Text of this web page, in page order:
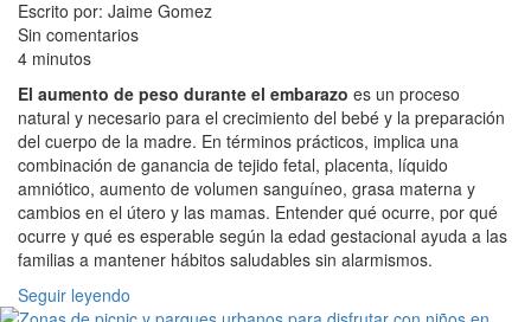
Escrito por: Jaime Gomez
Sin comentarios
4 minutos
El aumento de peso durante el embarazo es un proceso
natural y necesario para el crecimiento del bebé y la preparación
del cuerpo de la madre. En términos prácticos, implica una
combinación de ganancia de tejido fetal, placenta, líquido
amniótico, aumento de volumen sanguíneo, grasa materna y
cambios en el útero y las mamas. Entender qué ocurre, por qué
ocurre y qué es esperable según la edad gestacional ayuda a las
familias a mantener hábitos saludables sin alarmismos.
Seguir leyendo